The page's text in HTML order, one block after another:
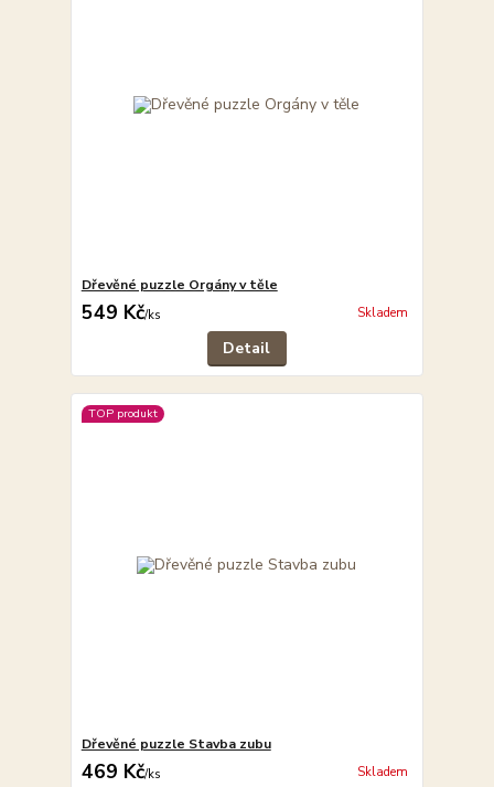
Dřevěné puzzle Orgány v těle
549 Kč/ks Skladem
Detail
TOP produkt
Dřevěné puzzle Stavba zubu
469 Kč/ks Skladem